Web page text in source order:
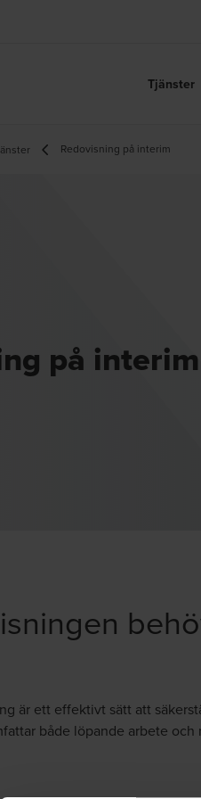
Tjänster
Redovisning på interim
på interim
är ett effektivt sätt att
både löpande arbete och